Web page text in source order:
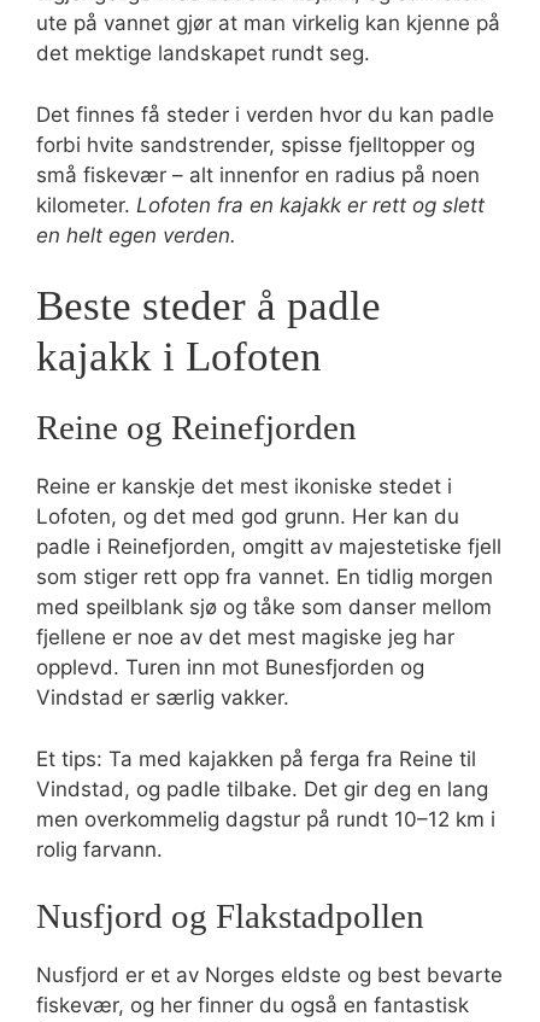
ute på vannet gjør at man virkelig kan kjenne på
det mektige landskapet rundt seg.
Det finnes få steder i verden hvor du kan padle
forbi hvite sandstrender, spisse fjelltopper og
små fiskevær – alt innenfor en radius på noen
kilometer. Lofoten fra en kajakk er rett og slett
en helt egen verden.
Beste steder å padle
kajakk i Lofoten
Reine og Reinefjorden
Reine er kanskje det mest ikoniske stedet i
Lofoten, og det med god grunn. Her kan du
padle i Reinefjorden, omgitt av majestetiske fjell
som stiger rett opp fra vannet. En tidlig morgen
med speilblank sjø og tåke som danser mellom
fjellene er noe av det mest magiske jeg har
opplevd. Turen inn mot Bunesfjorden og
Vindstad er særlig vakker.
Et tips: Ta med kajakken på ferga fra Reine til
Vindstad, og padle tilbake. Det gir deg en lang
men overkommelig dagstur på rundt 10–12 km i
rolig farvann.
Nusfjord og Flakstadpollen
Nusfjord er et av Norges eldste og best bevarte
fiskevær, og her finner du også en fantastisk